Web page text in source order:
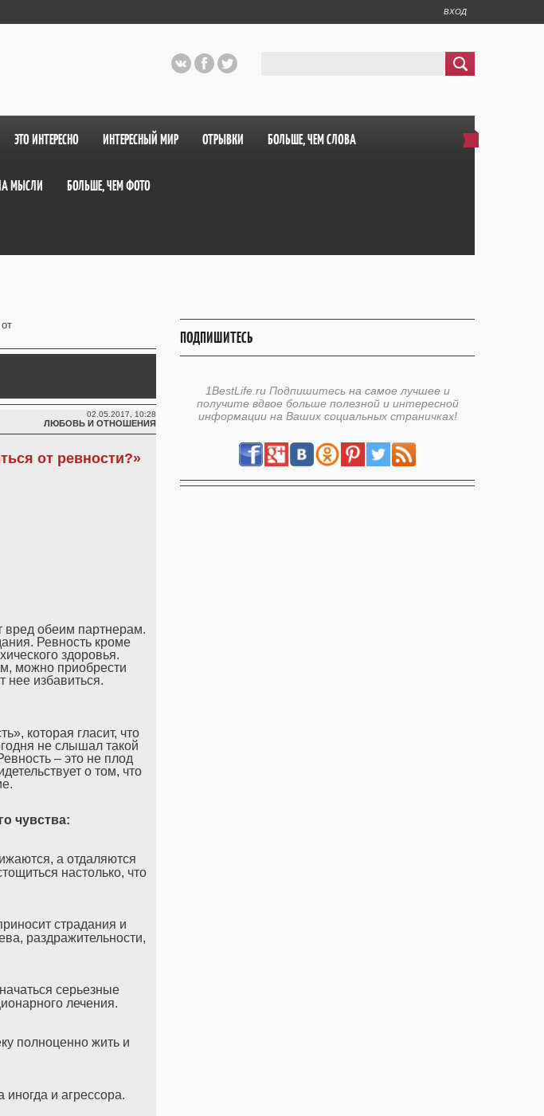
ВХОД
ЭТО ИНТЕРЕСНО ИНТЕРЕСНЫЙ МИР ОТРЫВКИ БОЛЬШЕ, ЧЕМ СЛОВА
МЫСЛИ БОЛЬШЕ, ЧЕМ ФОТО
02.05.2017, 10:28
ЛЮБОВЬ И ОТНОШЕНИЯ
от ревности?»
обеим партнерам.
Ревность кроме
здоровья.
можно приобрести
нее избавиться.
которая гласит, что
не слышал такой
– это не плод
о том, что
чувства:
а отдаляются
настолько, что
страдания и
раздражительности,
серьезные
лечения.
полноценно жить и
и агрессора.
ПОДПИШИТЕСЬ
1BestLife.ru Подпишитесь на самое лучшее и
получите вдвое больше полезной и интересной
информации на Ваших социальных страничках!